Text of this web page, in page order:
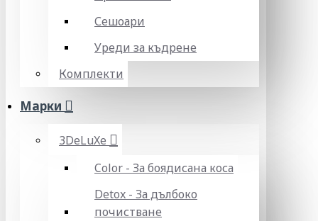
Сешоари
Уреди за къдрене
Комплекти
Марки
3DeLuXe
Color - За боядисана коса
Detox - За дълбоко
почистване